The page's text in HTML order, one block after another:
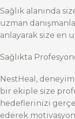
Sağlık alanında
uzman
anlayarak size en
Sağlıkta
NestHeal,
bir ekiple size
hedeflerinizi
ederek